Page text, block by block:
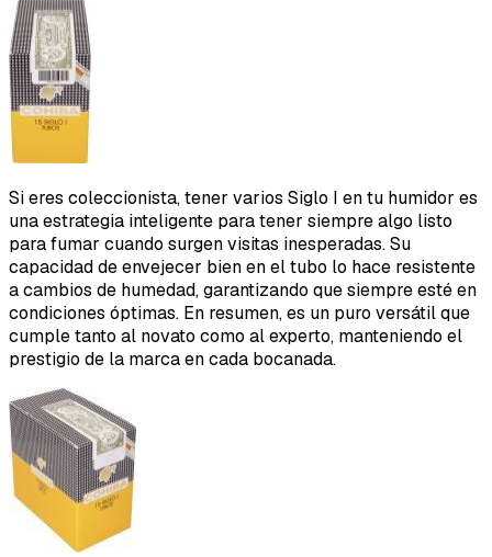
Si eres coleccionista, tener varios Siglo I en tu humidor es
una estrategia inteligente para tener siempre algo listo
para fumar cuando surgen visitas inesperadas. Su
capacidad de envejecer bien en el tubo lo hace resistente
a cambios de humedad, garantizando que siempre esté en
condiciones óptimas. En resumen, es un puro versátil que
cumple tanto al novato como al experto, manteniendo el
prestigio de la marca en cada bocanada.